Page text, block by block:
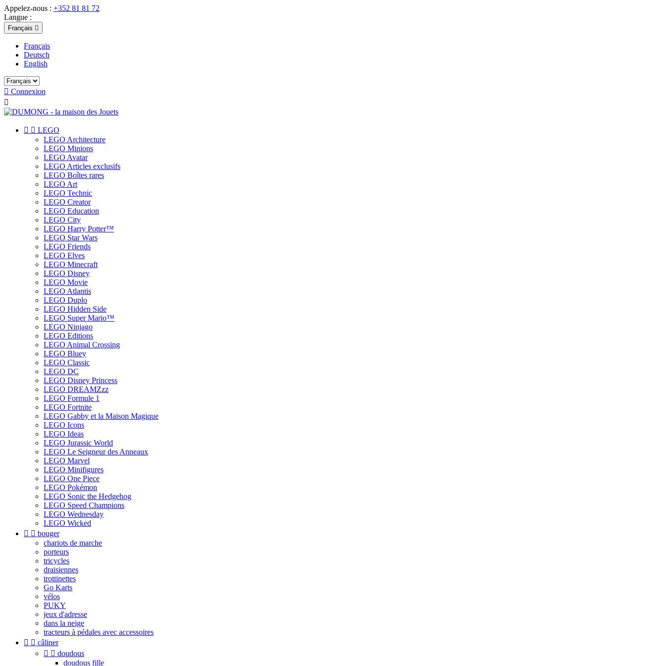
Appelez-nous : +352 81 81 72
Langue :
Français 
Français
Deutsch
English
 Connexion

  LEGO
LEGO Architecture
LEGO Minions
LEGO Avatar
LEGO Articles exclusifs
LEGO Boîtes rares
LEGO Art
LEGO Technic
LEGO Creator
LEGO Education
LEGO City
LEGO Harry Potter™
LEGO Star Wars
LEGO Friends
LEGO Elves
LEGO Minecraft
LEGO Disney
LEGO Movie
LEGO Atlantis
LEGO Duplo
LEGO Hidden Side
LEGO Super Mario™
LEGO Ninjago
LEGO Editions
LEGO Animal Crossing
LEGO Bluey
LEGO Classic
LEGO DC
LEGO Disney Princess
LEGO DREAMZzz
LEGO Formule 1
LEGO Fortnite
LEGO Gabby et la Maison Magique
LEGO Icons
LEGO Ideas
LEGO Jurassic World
LEGO Le Seigneur des Anneaux
LEGO Marvel
LEGO Minifigures
LEGO One Piece
LEGO Pokémon
LEGO Sonic the Hedgehog
LEGO Speed Champions
LEGO Wednesday
LEGO Wicked
  bouger
chariots de marche
porteurs
tricycles
draisiennes
trottinettes
Go Karts
vélos
PUKY
jeux d'adresse
dans la neige
tracteurs à pédales avec accessoires
  câliner
  doudous
doudous fille